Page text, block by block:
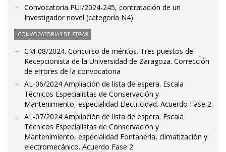
Convocatoria PUI/2024-245, contratación de un
Investigador novel (categoría N4)
CONVOCATORIAS DE PTGAS
CM-08/2024. Concurso de méritos. Tres puestos de
Recepcionista de la Universidad de Zaragoza. Corrección
de errores de la convocatoria
AL-06/2024 Ampliación de lista de espera. Escala
Técnicos Especialistas de Conservación y
Mantenimiento, especialidad Electricidad. Acuerdo Fase 2
AL-07/2024 Ampliación de lista de espera. Escala
Técnicos Especialistas de Conservación y
Mantenimiento, especialidad Fontanería, climatización y
electromecánico. Acuerdo Fase 2